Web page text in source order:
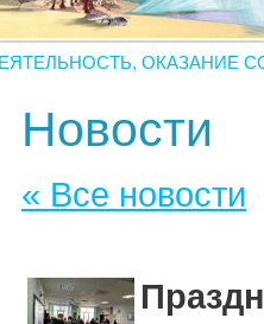
ОКАЗАНИЕ
Новости
« Все новости